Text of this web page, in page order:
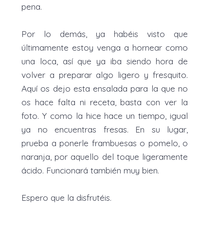
pena.
Por lo demás, ya habéis visto que
últimamente estoy venga a hornear como
una loca, así que ya iba siendo hora de
volver a preparar algo ligero y fresquito.
Aquí os dejo esta ensalada para la que no
os hace falta ni receta, basta con ver la
foto. Y como la hice hace un tiempo, igual
ya no encuentras fresas. En su lugar,
prueba a ponerle frambuesas o pomelo, o
naranja, por aquello del toque ligeramente
ácido. Funcionará también muy bien.
Espero que la disfrutéis.